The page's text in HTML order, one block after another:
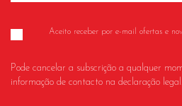
Aceito receber por e-mail ofertas e
Pode cancelar a subscrição a qualquer
informação de contacto na declaração legal.